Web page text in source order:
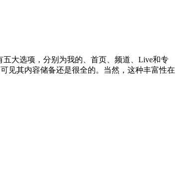
大选项，分别为我的、首页、频道、Live和专
见其内容储备还是很全的。当然，这种丰富性在